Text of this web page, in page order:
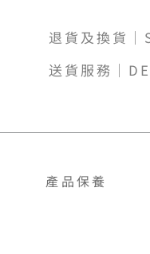
退貨及換貨
送貨服務｜
產品保養